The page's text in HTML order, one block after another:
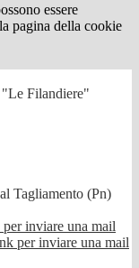
essere
pagina della cookie
Filandiere"
Tagliamento (Pn)
inviare una mail
per inviare una mail